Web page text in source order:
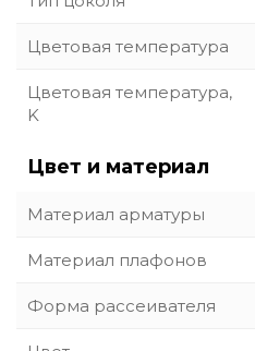
Цветовая температура
Цветовая температура,
K
Цвет и материал
Материал арматуры
Материал плафонов
Форма рассеивателя